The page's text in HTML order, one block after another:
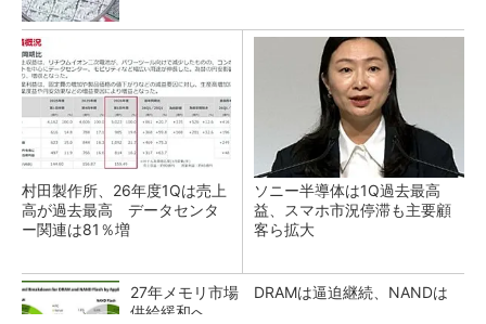
村田製作所、26年度1Qは売上
高が過去最高 データセンタ
ー関連は81％増
ソニー半導体は1Q過去最高
益、スマホ市況停滞も主要顧
客ら拡大
27年メモリ市場 DRAMは逼迫継続、NANDは
供給緩和へ